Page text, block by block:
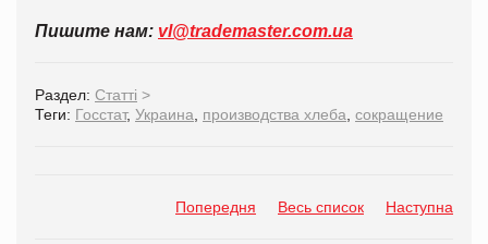
Пишите нам: vl@trademaster.com.ua
Раздел: Статті >
Теги: Госстат, Украина производства хлеба сокращение
Попередня Весь список Наступна